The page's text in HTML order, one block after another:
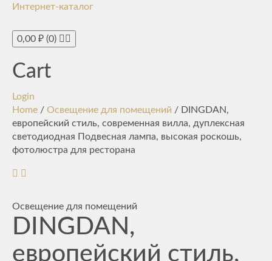
Интернет-каталог
0,00 ₽ (0)
Cart
Login
Home / Освещение для помещений / DINGDAN,
европейский стиль, современная вилла, дуплексная
светодиодная Подвесная лампа, высокая роскошь,
фотолюстра для ресторана
Освещение для помещений
DINGDAN,
европейский стиль,